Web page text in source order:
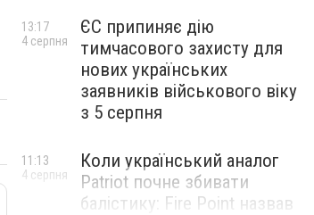
ЄС припиняє дію
тимчасового захисту для
нових українських
заявників військового віку
з 5 серпня
13:17
4 серпня
Коли український аналог
Patriot почне збивати
балістику: Fire Point назвав
11:13
4 серпня